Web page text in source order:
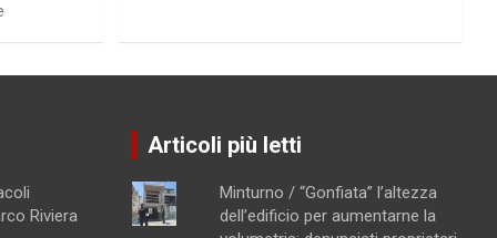
Riviera
Articoli più letti
Minturno / “Gonfiata” l’altezza
dell’edificio per aumentarne la